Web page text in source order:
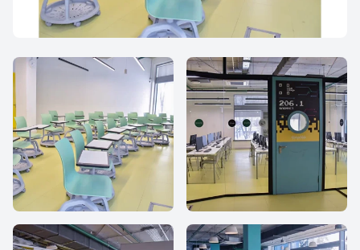
IThub school iHub school